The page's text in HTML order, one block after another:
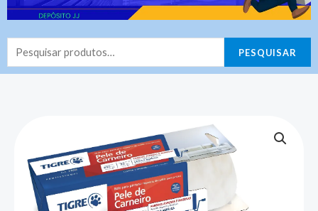
Pesquisar
por:
PESQUISAR